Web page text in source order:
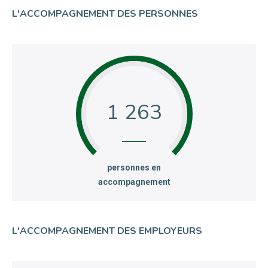
L'ACCOMPAGNEMENT DES PERSONNES
1 263
:personnes en
accompagnement
L'ACCOMPAGNEMENT DES EMPLOYEURS